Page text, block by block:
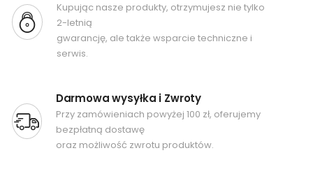
Kupując nasze produkty, otrzymujesz nie tylko
2-letnią
gwarancję, ale także wsparcie techniczne i
serwis.
Darmowa wysyłka i Zwroty
Przy zamówieniach powyżej 100 zł, oferujemy
bezpłatną dostawę
oraz możliwość zwrotu produktów.